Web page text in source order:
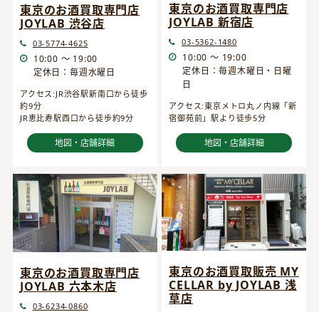
東京のお酒買取専門店
JOYLAB 渋谷店
03-5774-4625
10:00 ～ 19:00
定休日：毎週水曜日
アクセス:JR渋谷駅新南口から徒歩
約9分
JR恵比寿駅西口から徒歩約9分
地図・店舗詳細
東京のお酒買取専門店
JOYLAB 新宿店
03-5362-1480
10:00 ～ 19:00
定休日：毎週木曜日・日曜
日
アクセス:東京メトロ丸ノ内線「新
宿御苑前」駅より徒歩5分
地図・店舗詳細
東京のお酒買取専門店
JOYLAB 六本木店
03-6234-0860
東京のお酒買取販売 MY
CELLAR by JOYLAB 浅
草店